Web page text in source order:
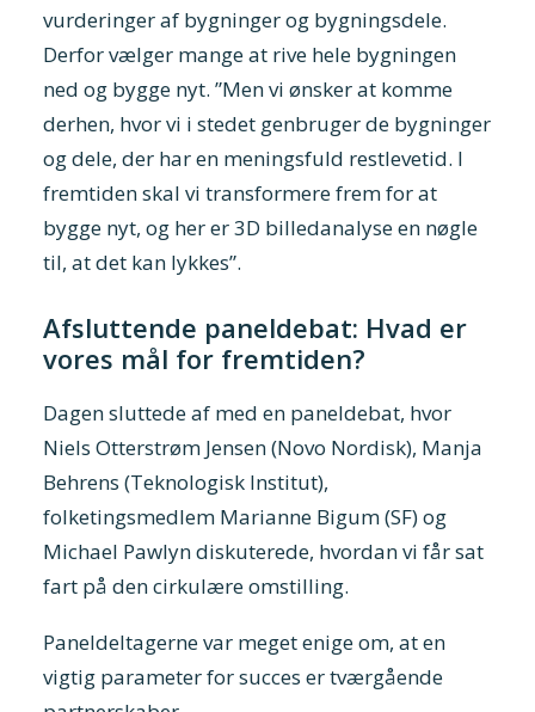
vurderinger af bygninger og bygningsdele.
Derfor vælger mange at rive hele bygningen
ned og bygge nyt. ”Men vi ønsker at komme
derhen, hvor vi i stedet genbruger de bygninger
og dele, der har en meningsfuld restlevetid. I
fremtiden skal vi transformere frem for at
bygge nyt, og her er 3D billedanalyse en nøgle
til, at det kan lykkes”.
Afsluttende paneldebat: Hvad er
vores mål for fremtiden?
Dagen sluttede af med en paneldebat, hvor
Niels Otterstrøm Jensen (Novo Nordisk), Manja
Behrens (Teknologisk Institut),
folketingsmedlem Marianne Bigum (SF) og
Michael Pawlyn diskuterede, hvordan vi får sat
fart på den cirkulære omstilling.
Paneldeltagerne var meget enige om, at en
vigtig parameter for succes er tværgående